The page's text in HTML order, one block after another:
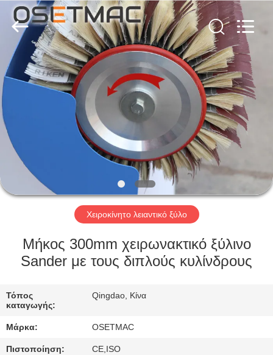
ΣΠΊΤΙ
ΠΡΟΪΌΝΤΑ
VR
ΠΑΡΟΥΣΙΆΣΤΕ
ΠΕΡΊΠΟΥ
ΓΎΡΟΣ
ΠΟΙΟΤΙΚΌΣ
ΈΛΕΓΧΟΣ
INTERNATIONAL
CO.,
LTD..
Rights
Reserved.
Χειροκίνητο λειαντικό ξύλο
Μήκος 300mm χειρωνακτικό ξύλινο
Sander με τους διπλούς κυλίνδρους
Τόπος
καταγωγής:
Qingdao, Κίνα
Μάρκα: OSETMAC
Πιστοποίηση: CE,ISO